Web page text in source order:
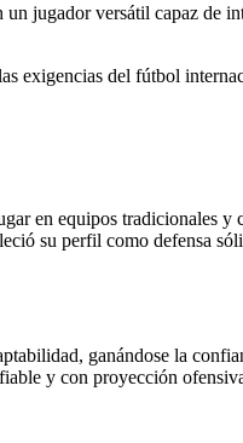
jugador versátil capaz de
exigencias del fútbol
en equipos tradicionales y
su perfil como defensa
ganándose la
y con proyección